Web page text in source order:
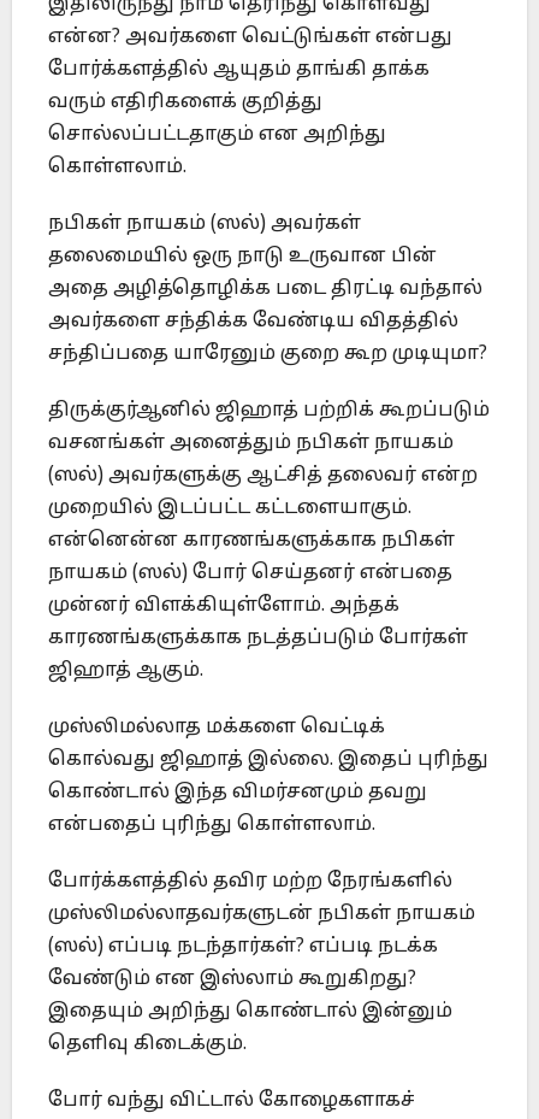
என்ன? அவர்களை வெட்டுங்கள் என்பது
போர்க்களத்தில் ஆயுதம் தாங்கி தாக்க
வரும் எதிரிகளைக் குறித்து
சொல்லப்பட்டதாகும் என அறிந்து
கொள்ளலாம்.
நபிகள் நாயகம் (ஸல்) அவர்கள்
தலைமையில் ஒரு நாடு உருவான பின்
அதை அழித்தொழிக்க படை திரட்டி வந்தால்
அவர்களை சந்திக்க வேண்டிய விதத்தில்
சந்திப்பதை யாரேனும் குறை கூற முடியுமா?
திருக்குர்ஆனில் ஜிஹாத் பற்றிக் கூறப்படும்
வசனங்கள் அனைத்தும் நபிகள் நாயகம்
(ஸல்) அவர்களுக்கு ஆட்சித் தலைவர் என்ற
முறையில் இடப்பட்ட கட்டளையாகும்.
என்னென்ன காரணங்களுக்காக நபிகள்
நாயகம் (ஸல்) போர் செய்தனர் என்பதை
முன்னர் விளக்கியுள்ளோம். அந்தக்
காரணங்களுக்காக நடத்தப்படும் போர்கள்
ஜிஹாத் ஆகும்.
முஸ்லிமல்லாத மக்களை வெட்டிக்
கொல்வது ஜிஹாத் இல்லை. இதைப் புரிந்து
கொண்டால் இந்த விமர்சனமும் தவறு
என்பதைப் புரிந்து கொள்ளலாம்.
போர்க்களத்தில் தவிர மற்ற நேரங்களில்
முஸ்லிமல்லாதவர்களுடன் நபிகள் நாயகம்
(ஸல்) எப்படி நடந்தார்கள்? எப்படி நடக்க
வேண்டும் என இஸ்லாம் கூறுகிறது?
இதையும் அறிந்து கொண்டால் இன்னும்
தெளிவு கிடைக்கும்.
போர் வந்து விட்டால் கோழைகளாகச்